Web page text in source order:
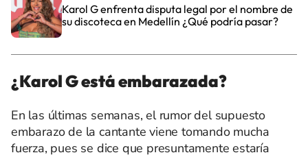
Karol G enfrenta disputa legal por el nombre de
su discoteca en Medellín ¿Qué podría pasar?
¿Karol G está embarazada?
En las últimas semanas, el rumor del supuesto
embarazo de la cantante viene tomando mucha
fuerza, pues se dice que presuntamente estaría